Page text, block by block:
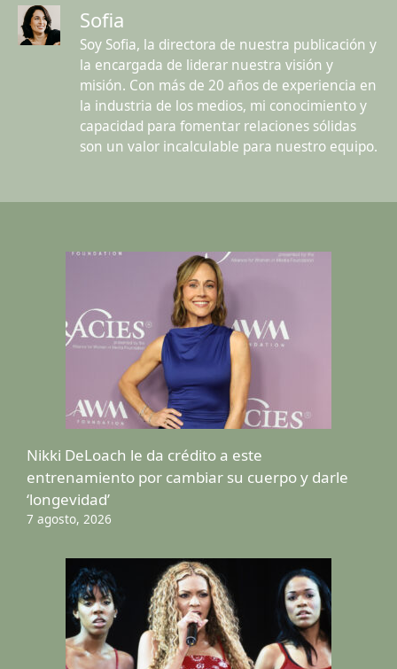
Sofia
Soy Sofia, la directora de nuestra publicación y
la encargada de liderar nuestra visión y
misión. Con más de 20 años de experiencia en
la industria de los medios, mi conocimiento y
capacidad para fomentar relaciones sólidas
son un valor incalculable para nuestro equipo.
Nikki DeLoach le da crédito a este
entrenamiento por cambiar su cuerpo y darle
‘longevidad’
7 agosto, 2026